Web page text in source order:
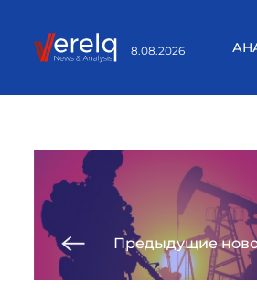
8.08.2026
Предыдущие